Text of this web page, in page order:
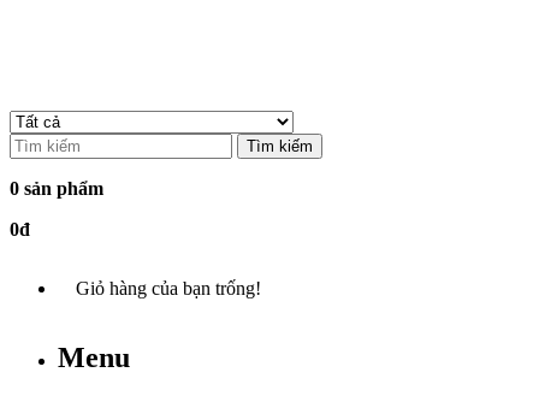
Tìm kiếm
0 sản phẩm
0đ
Giỏ hàng của bạn trống!
Menu